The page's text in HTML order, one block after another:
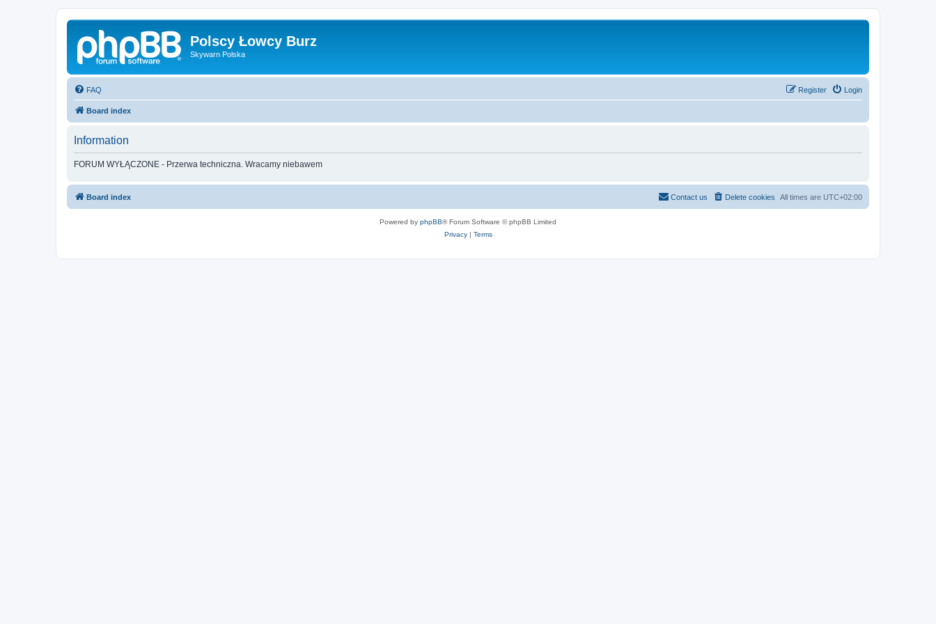
Polscy Łowcy Burz
Skywarn Polska
FAQ Login
Register
Board index
Information
FORUM WYŁĄCZONE - Przerwa techniczna. Wracamy niebawem
Board index All times are UTC+02:00
Delete cookies
Contact us
Powered by phpBB® Forum Software © phpBB Limited
Privacy| Terms